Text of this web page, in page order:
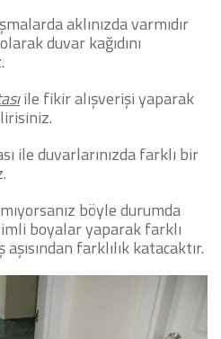
aklınızda varmıdır
duvar kağıdını
ile fikir alışverişi yaparak
ile duvarlarınızda farklı bir
böyle durumda
boyalar yaparak farklı
farklılık katacaktır.